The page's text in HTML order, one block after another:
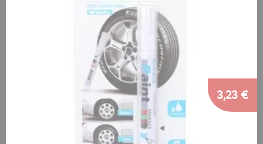
3,23 €